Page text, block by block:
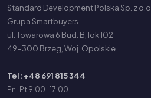
Standard Development Polska Sp. z o.o.
Grupa Smartbuyers
ul. Towarowa 6 Bud. B, lok 102
49-300 Brzeg, Woj. Opolskie
Tel: +48 691 815 344
Pn-Pt 9:00-17:00